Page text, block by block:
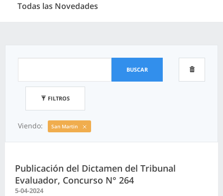
Todas las Novedades
BUSCAR
FILTROS
Viendo: San Martin
Publicación del Dictamen del Tribunal
Evaluador, Concurso N° 264
5-04-2024